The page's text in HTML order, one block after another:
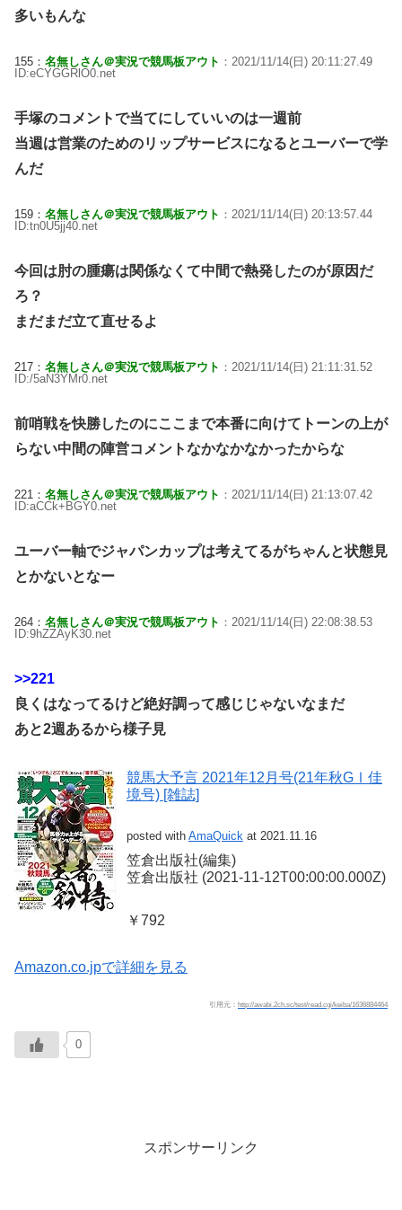
多いもんな
155： 名無しさん＠実況で競馬板アウト ：2021/11/14(日) 20:11:27.49
ID:eCYGGRlO0.net
手塚のコメントで当てにしていいのは一週前
当週は営業のためのリップサービスになるとユーバーで学
んだ
159： 名無しさん＠実況で競馬板アウト ：2021/11/14(日) 20:13:57.44
ID:tn0U5jj40.net
今回は肘の腫瘍は関係なくて中間で熱発したのが原因だ
ろ？
まだまだ立て直せるよ
217： 名無しさん＠実況で競馬板アウト ：2021/11/14(日) 21:11:31.52
ID:/5aN3YMr0.net
前哨戦を快勝したのにここまで本番に向けてトーンの上が
らない中間の陣営コメントなかなかなかったからな
221： 名無しさん＠実況で競馬板アウト ：2021/11/14(日) 21:13:07.42
ID:aCCk+BGY0.net
ユーバー軸でジャパンカップは考えてるがちゃんと状態見
とかないとなー
264： 名無しさん＠実況で競馬板アウト ：2021/11/14(日) 22:08:38.53
ID:9hZZAyK30.net
>>221
良くはなってるけど絶好調って感じじゃないなまだ
あと2週あるから様子見
競馬大予言 2021年12月号(21年秋GⅠ佳
境号) [雑誌]
posted with AmaQuick at 2021.11.16
笠倉出版社(編集)
笠倉出版社 (2021-11-12T00:00:00.000Z)
￥792
Amazon.co.jpで詳細を見る
引用元： http://awabi.2ch.sc/test/read.cgi/keiba/1636884464
0
スポンサーリンク